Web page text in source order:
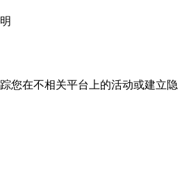
您在不相关平台上的活动或建立隐